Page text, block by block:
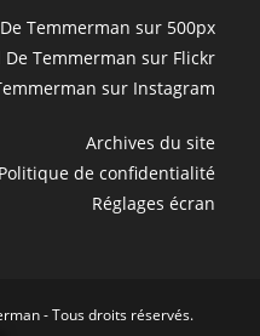
Temmerman sur 500px
De Temmerman sur Flickr
sur Instagram
Archives du site
Politique de confidentialité
Réglages écran
- Tous droits réservés.